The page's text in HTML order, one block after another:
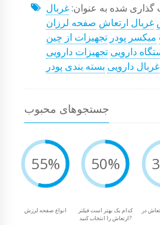
گذاری شده به عنوان:غربال
غربال ارتعاش صفحه لرزان
میکسر پودر تجهیزات از چین
دارویی تجهیزات دارویی
غربال دارویی بسته بندی پودر
جستجوهای محبوب
55%
انواع صفحه لرزش
50%
کدام یک بهتر است فیلتر
ارتعاش را انتخاب کنید?
در